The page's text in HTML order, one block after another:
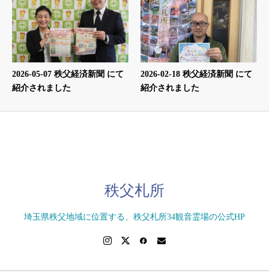
2026-05-07 秩父経済新聞 にて
紹介されました
2026-02-18 秩父経済新聞 にて
紹介されました
秩父札所
埼玉県秩父地域に位置する、秩父札所34観音霊場の公式HP